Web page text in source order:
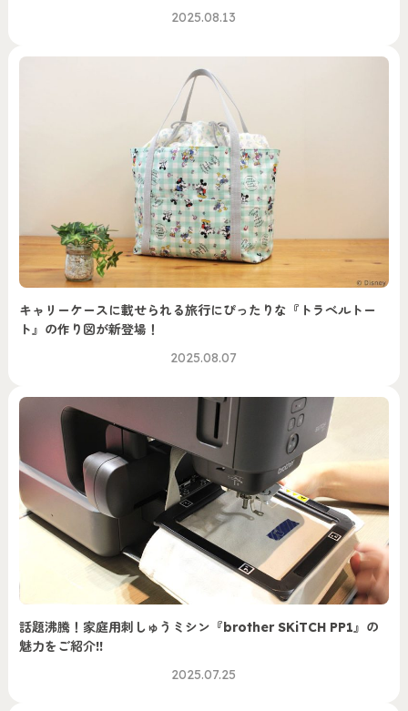
2025.08.13
キャリーケースに載せられる旅行にぴったりな『トラベルトー
ト』の作り図が新登場！
2025.08.07
話題沸騰！家庭用刺しゅうミシン『brother SKiTCH PP1』の
魅力をご紹介!!
2025.07.25